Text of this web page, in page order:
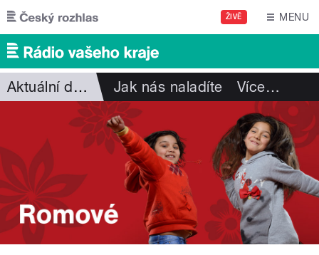
Přejít k hlavnímu obsahu
ŽIVĚ MENU
Aktuální dění Jak nás naladíte Více…